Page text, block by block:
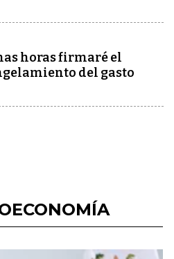
horas firmaré el
del gasto